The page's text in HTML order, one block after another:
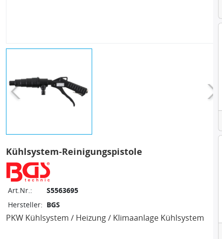
Kühlsystem-Reinigungspistole
Art.Nr.:
S5563695
Hersteller: BGS
PKW Kühlsystem / Heizung / Klimaanlage Kühlsystem